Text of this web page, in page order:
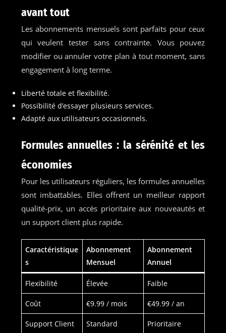
avant tout
Les abonnements mensuels sont parfaits pour ceux
qui veulent tester sans contrainte. Vous pouvez
modifier ou annuler votre plan à tout moment, sans
engagement à long terme.
Liberté totale et flexibilité.
Possibilité d’essayer plusieurs services.
Adapté aux utilisateurs occasionnels.
Formules annuelles : la sérénité et les
économies
Pour les utilisateurs réguliers, les formules annuelles
sont imbattables. Elles offrent un meilleur rapport
qualité-prix, un accès prioritaire aux nouveautés et
un support client plus rapide.
Caractéristique
s
Abonnement
Mensuel
Abonnement
Annuel
Flexibilité Élevée Faible
Coût €9.99 / mois €49.99 / an
Support Client Standard Prioritaire